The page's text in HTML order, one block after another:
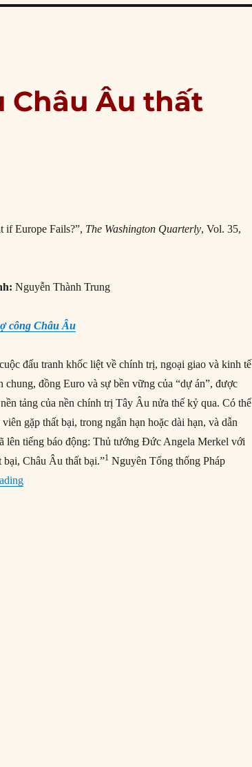
Châu Âu thất
if Europe Fails?”, The Washington Quarterly, Vol. 35,
Nguyễn Thành Trung
công Châu Âu
đấu tranh khốc liệt về chính trị, ngoại giao và kinh tế
đồng Euro và sự bền vững của “dự án”, được
tảng của nền chính trị Tây Âu nửa thế kỷ qua. Có thể
gặp thất bại, trong ngắn hạn hoặc dài hạn, và dẫn
lên tiếng báo động: Thủ tướng Đức Angela Merkel với
bại, Châu Âu thất bại.”1 Nguyên Tổng thống Pháp
“#96 – Điều gì xảy ra nếu Châu Âu thất bại?”